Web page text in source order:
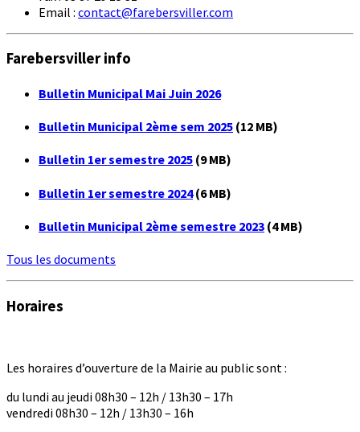
Email : contact@farebersviller.com
Farebersviller info
Bulletin Municipal Mai Juin 2026
Bulletin Municipal 2ème sem 2025 (12 MB)
Bulletin 1er semestre 2025 (9 MB)
Bulletin 1er semestre 2024 (6 MB)
Bulletin Municipal 2ème semestre 2023 (4 MB)
Tous les documents
Horaires
Les horaires d’ouverture de la Mairie au public sont :
du lundi au jeudi 08h30 – 12h / 13h30 – 17h
vendredi 08h30 – 12h / 13h30 – 16h